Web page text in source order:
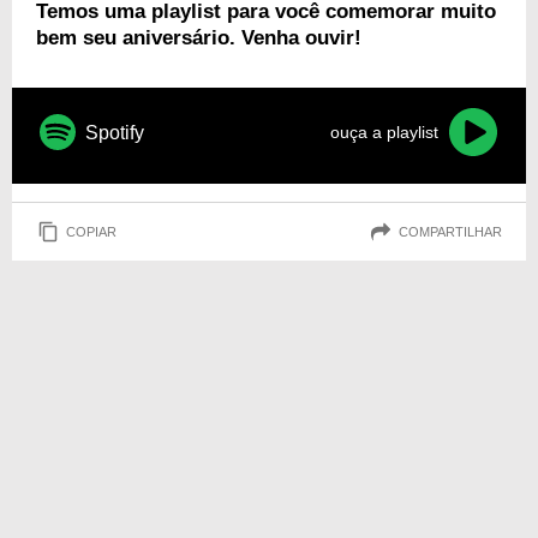
Temos uma playlist para você comemorar muito
bem seu aniversário. Venha ouvir!
Spotify ouça a playlist
COPIAR COMPARTILHAR